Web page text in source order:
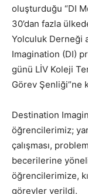
oluşturduğu “DI
30’dan fazla
Yolculuk Derneği
Imagination (DI)
günü LİV Koleji
Görev Şenliği”ne
Destination
öğrencilerimiz;
çalışması,
becerilerine
öğrencilerimize,
görevler verildi.